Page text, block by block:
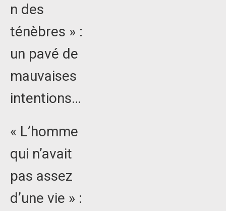
n des
ténèbres » :
un pavé de
mauvaises
intentions…
« L’homme
qui n’avait
pas assez
d’une vie » :